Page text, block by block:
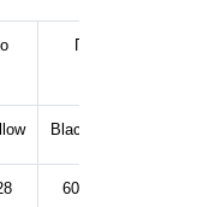
Процент подачи
Black
60